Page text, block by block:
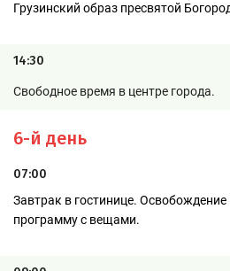
Грузинский образ пресвятой
14:30
Свободное время в центре города.
6-й день
07:00
Завтрак в гостинице.
программу с вещами.